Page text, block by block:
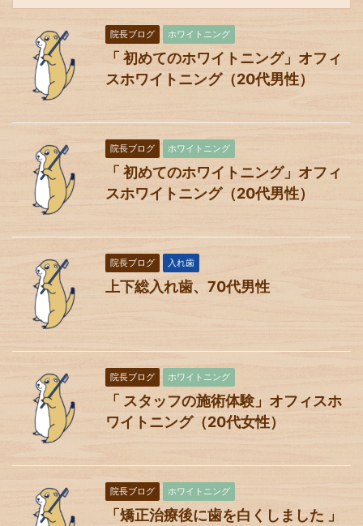
院長ブログ ホワイトニング
「 初めてのホワイトニング」オフィ
スホワイトニング（20代男性）
院長ブログ ホワイトニング
「 初めてのホワイトニング」オフィ
スホワイトニング（20代男性）
院長ブログ 入れ歯
上下総入れ歯、70代男性
院長ブログ ホワイトニング
「 スタッフの施術体験」オフィスホ
ワイトニング（20代女性）
院長ブログ ホワイトニング
「矯正治療後に歯を白くしました 」